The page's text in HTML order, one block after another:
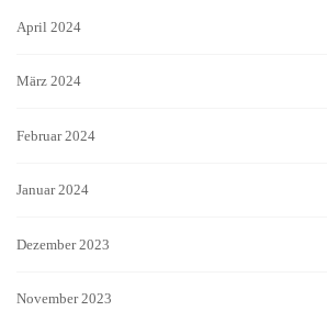
April 2024
März 2024
Februar 2024
Januar 2024
Dezember 2023
November 2023